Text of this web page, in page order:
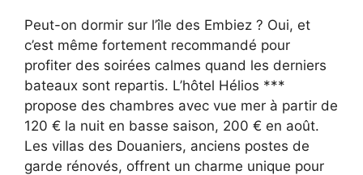
Peut-on dormir sur l’île des Embiez ? Oui, et
c’est même fortement recommandé pour
profiter des soirées calmes quand les derniers
bateaux sont repartis. L’hôtel Hélios ***
propose des chambres avec vue mer à partir de
120 € la nuit en basse saison, 200 € en août.
Les villas des Douaniers, anciens postes de
garde rénovés, offrent un charme unique pour